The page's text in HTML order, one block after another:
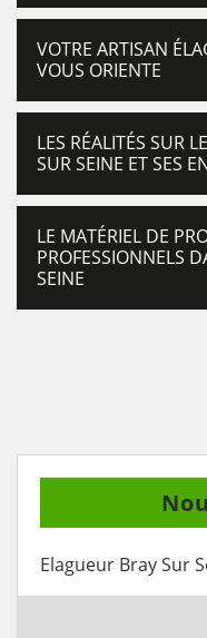
VOTRE ARTISAN
VOUS ORIENTE
LES RÉALITÉS SUR
SUR SEINE ET SES
LE MATÉRIEL DE
PROFESSIONNELS
SEINE
Elagueur Bray Sur